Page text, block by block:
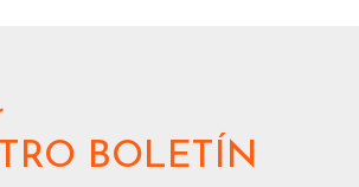
BOLETÍN